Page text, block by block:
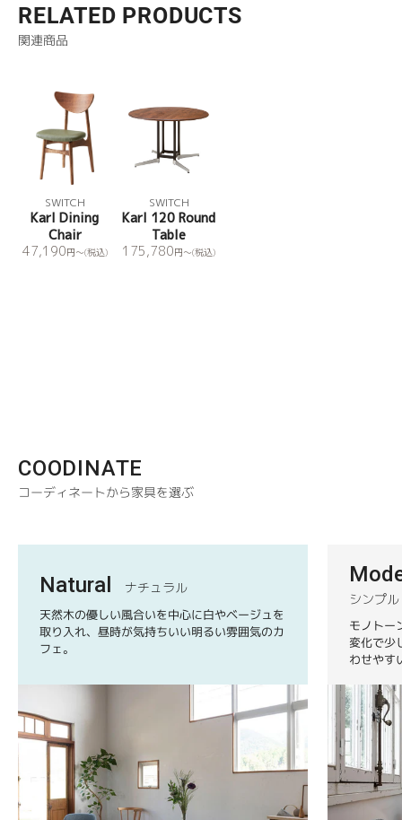
RELATED PRODUCTS
関連商品
SWITCH
Karl Dining
Chair
47,190円〜(税込)
SWITCH
Karl 120 Round
Table
175,780円〜(税込)
COODINATE
コーディネートから家具を選ぶ
Natural ナチュラル
天然木の優しい風合いを中心に白やベージュを
取り入れ、昼時が気持ちいい明るい雰囲気のカ
フェ。
シンプル
モノトー
変化で少
わせやす